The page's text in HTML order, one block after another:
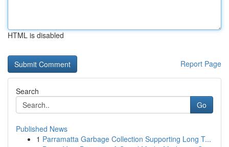
HTML is disabled
Report Page
Search
Go
Published News
1 Parramatta Garbage Collection Supporting Long T...